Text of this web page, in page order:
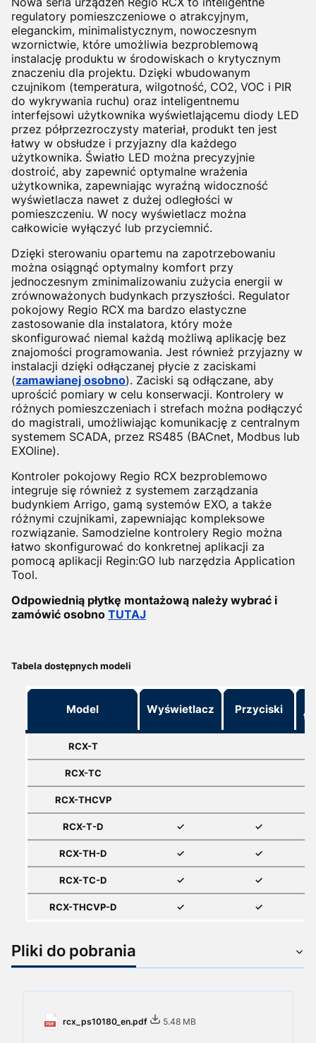
regulatory pomieszczeniowe o atrakcyjnym,
eleganckim, minimalistycznym, nowoczesnym
wzornictwie, które umożliwia bezproblemową
instalację produktu w środowiskach o krytycznym
znaczeniu dla projektu. Dzięki wbudowanym
czujnikom (temperatura, wilgotność, CO2, VOC i PIR
do wykrywania ruchu) oraz inteligentnemu
interfejsowi użytkownika wyświetlającemu diody LED
przez półprzezroczysty materiał, produkt ten jest
łatwy w obsłudze i przyjazny dla każdego
użytkownika. Światło LED można precyzyjnie
dostroić, aby zapewnić optymalne wrażenia
użytkownika, zapewniając wyraźną widoczność
wyświetlacza nawet z dużej odległości w
pomieszczeniu. W nocy wyświetlacz można
całkowicie wyłączyć lub przyciemnić.
Dzięki sterowaniu opartemu na zapotrzebowaniu
można osiągnąć optymalny komfort przy
jednoczesnym zminimalizowaniu zużycia energii w
zrównoważonych budynkach przyszłości. Regulator
pokojowy Regio RCX ma bardzo elastyczne
zastosowanie dla instalatora, który może
skonfigurować niemal każdą możliwą aplikację bez
znajomości programowania. Jest również przyjazny w
instalacji dzięki odłączanej płycie z zaciskami
(zamawianej osobno). Zaciski są odłączane, aby
uprościć pomiary w celu konserwacji. Kontrolery w
różnych pomieszczeniach i strefach można podłączyć
do magistrali, umożliwiając komunikację z centralnym
systemem SCADA, przez RS485 (BACnet, Modbus lub
EXOline).
Kontroler pokojowy Regio RCX bezproblemowo
integruje się również z systemem zarządzania
budynkiem Arrigo, gamą systemów EXO, a także
różnymi czujnikami, zapewniając kompleksowe
rozwiązanie. Samodzielne kontrolery Regio można
łatwo skonfigurować do konkretnej aplikacji za
pomocą aplikacji Regin:GO lub narzędzia Application
Tool.
Odpowiednią płytkę montażową należy wybrać i
zamówić osobno TUTAJ
Tabela dostępnych modeli
Model Wyświetlacz Przyciski
RCX-T
RCX-TC
RCX-THCVP
RCX-T-D ✓ ✓
RCX-TH-D ✓ ✓
RCX-TC-D ✓ ✓
RCX-THCVP-D ✓ ✓
Pliki do pobrania
rcx_ps10180_en.pdf 5.48 MB